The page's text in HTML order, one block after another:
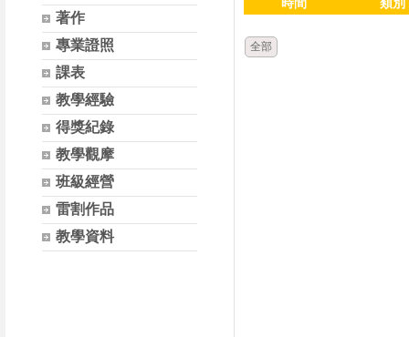
著作
專業證照
課表
教學經驗
得獎紀錄
教學觀摩
班級經營
雷割作品
教學資料
全部